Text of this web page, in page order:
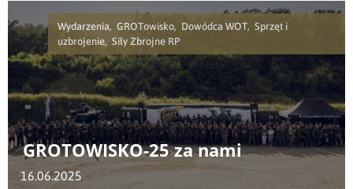
Wydarzenia, GROTowisko, Dowódca WOT, Sprzęt i
uzbrojenie, Siły Zbrojne RP
GROTOWISKO-25 za nami
16.06.2025